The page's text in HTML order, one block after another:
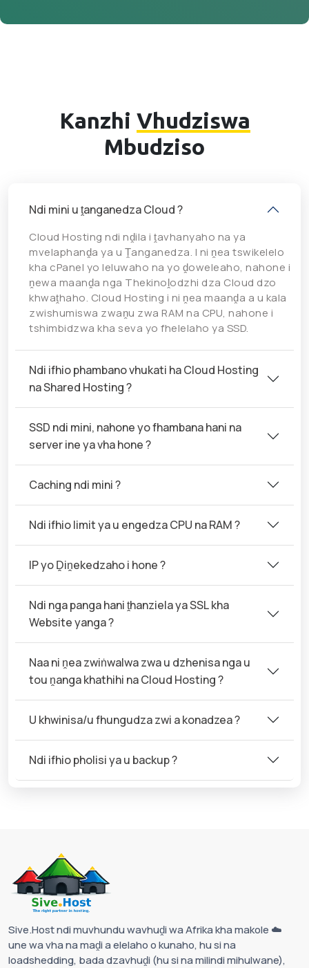
Kanzhi Vhudziswa
Mbudziso
Ndi mini u ṱanganedza Cloud ?
Cloud Hosting ndi nḓila i ṱavhanyaho na ya
mvelaphanḓa ya u Ṱanganedza. I ni ṋea tswikelelo
kha cPanel yo leluwaho na yo ḓoweleaho, nahone i
ṋewa maanḓa nga Thekinoḽodzhi dza Cloud dzo
khwaṱhaho. Cloud Hosting i ni ṋea maanḓa a u kala
zwishumiswa zwaṋu zwa RAM na CPU, nahone i
tshimbidzwa kha seva yo fhelelaho ya SSD.
Ndi ifhio phambano vhukati ha Cloud Hosting
na Shared Hosting ?
SSD ndi mini, nahone yo fhambana hani na
server ine ya vha hone ?
Caching ndi mini ?
Ndi ifhio limit ya u engedza CPU na RAM ?
IP yo Ḓiṋekedzaho i hone ?
Ndi nga panga hani ṱhanziela ya SSL kha
Website yanga ?
Naa ni ṋea zwiṅwalwa zwa u dzhenisa nga u
tou ṋanga khathihi na Cloud Hosting ?
U khwinisa/u fhungudza zwi a konadzea ?
Ndi ifhio pholisi ya u backup ?
Sive.Host ndi muvhundu wavhuḓi wa Afrika kha makole ☁️
une wa vha na maḓi a elelaho o kunaho, hu si na
loadshedding, bada dzavhuḓi (hu si na milindi mihulwane),